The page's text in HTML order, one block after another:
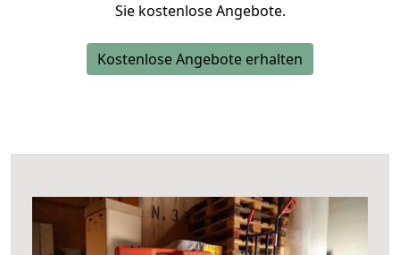
Sie kostenlose Angebote.
Kostenlose Angebote erhalten